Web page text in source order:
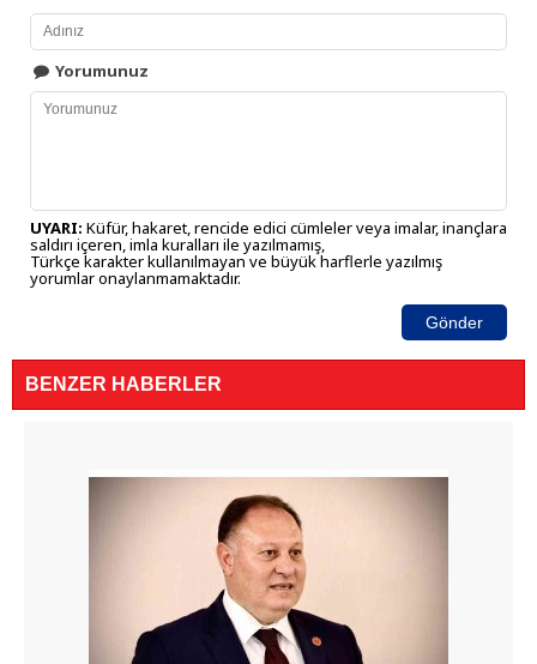
Yorumunuz
UYARI: Küfür, hakaret, rencide edici cümleler veya imalar, inançlara
saldırı içeren, imla kuralları ile yazılmamış,
Türkçe karakter kullanılmayan ve büyük harflerle yazılmış
yorumlar onaylanmamaktadır.
Gönder
BENZER HABERLER